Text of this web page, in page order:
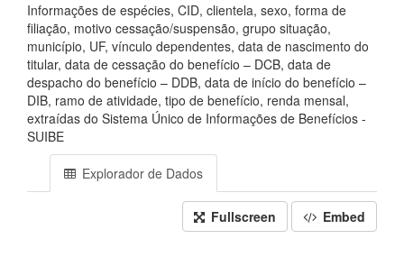
Informações de espécies, CID, clientela, sexo, forma de
filiação, motivo cessação/suspensão, grupo situação,
município, UF, vínculo dependentes, data de nascimento do
titular, data de cessação do benefício – DCB, data de
despacho do benefício – DDB, data de início do benefício –
DIB, ramo de atividade, tipo de benefício, renda mensal,
extraídas do Sistema Único de Informações de Benefícios -
SUIBE
Explorador de Dados
Fullscreen Embed